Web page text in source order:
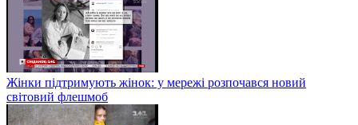
Жінки підтримують жінок: у мережі розпочався новий
світовий флешмоб